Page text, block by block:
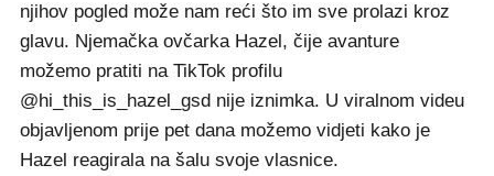
njihov pogled može nam reći što im sve prolazi kroz
glavu. Njemačka ovčarka Hazel, čije avanture
možemo pratiti na TikTok profilu
@hi_this_is_hazel_gsd nije iznimka. U viralnom videu
objavljenom prije pet dana možemo vidjeti kako je
Hazel reagirala na šalu svoje vlasnice.